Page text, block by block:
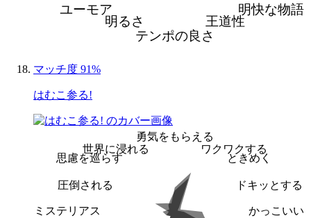
明快な物語
王道性
テンポの良さ
明るさ
ユーモア
マッチ度 91%
はむこ参る!
勇気をもらえる
ワクワクする
ときめく
ドキッとする
かっこいい
ミステリアス
圧倒される
思慮を巡らす
世界に浸れる